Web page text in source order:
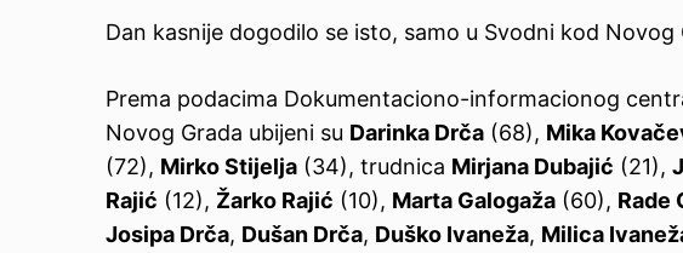
Dan kasnije dogodilo se isto, samo u Svodni kod
Prema podacima Dokumentaciono-informacionog
Novog Grada ubijeni su Darinka Drča (68), Mika
(72), Mirko Stijelja (34), trudnica Mirjana Dubajić (21),
Rajić (12), Žarko Rajić (10), Marta Galogaža (60), Rade
Josipa Drča, Dušan Drča, Duško Ivaneža, Milica